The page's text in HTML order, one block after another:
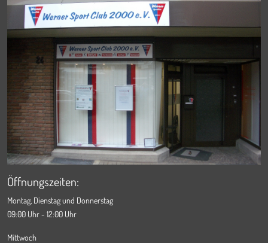
Öffnungszeiten:
Montag, Dienstag und Donnerstag
09:00 Uhr - 12:00 Uhr
Mittwoch